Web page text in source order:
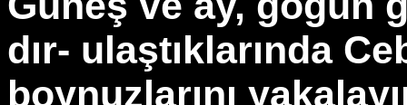
dır- ulaştıklarında
boynuzlarını